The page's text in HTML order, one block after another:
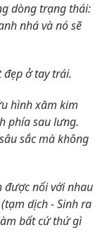
dòng trạng thái:
nhá và nó sẽ
ở tay trái.
hình xăm kim
phía sau lưng.
sắc mà không
được nối với nhau
dịch - Sinh ra
bất cứ thứ gì